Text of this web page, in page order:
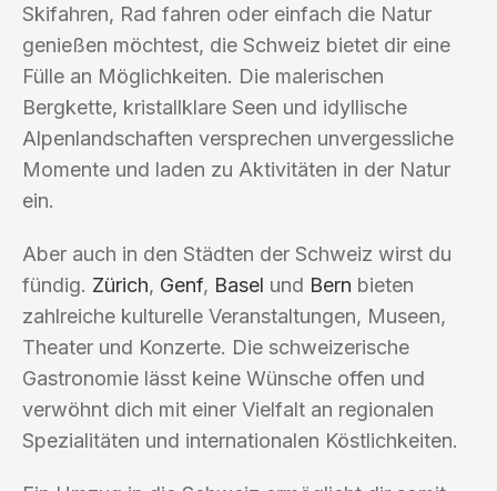
Skifahren, Rad fahren oder einfach die Natur
genießen möchtest, die Schweiz bietet dir eine
Fülle an Möglichkeiten. Die malerischen
Bergkette, kristallklare Seen und idyllische
Alpenlandschaften versprechen unvergessliche
Momente und laden zu Aktivitäten in der Natur
ein.
Aber auch in den Städten der Schweiz wirst du
fündig. Zürich, Genf, Basel und Bern bieten
zahlreiche kulturelle Veranstaltungen, Museen,
Theater und Konzerte. Die schweizerische
Gastronomie lässt keine Wünsche offen und
verwöhnt dich mit einer Vielfalt an regionalen
Spezialitäten und internationalen Köstlichkeiten.